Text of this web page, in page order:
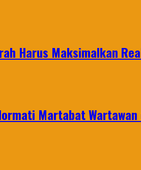
Harus Maksimalkan
Martabat